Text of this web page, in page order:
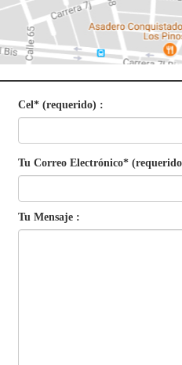
Cel* (requerido) :
Tu Correo Electrónico*
Tu Mensaje :